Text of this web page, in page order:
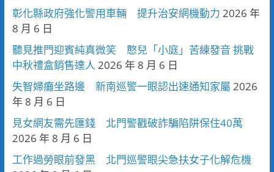
彰化縣政府強化警用車輛 提升治安網機動力 2026 年
8 月 6 日
聽見推門迎賓純真微笑 憨兒「小庭」苦練發音 挑戰
中秋禮盒銷售達人 2026 年 8 月 6 日
失智婦癱坐路邊 新南巡警一眼認出速通知家屬 2026
年 8 月 6 日
見女網友需先匯錢 北門警戳破詐騙陷阱保住40萬
2026 年 8 月 6 日
工作過勞眼前發黑 北門巡警眼尖急扶女子化解危機